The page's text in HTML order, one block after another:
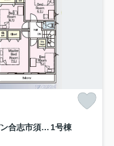
仲介手〇料不要 クレイドルガーデン合志市須屋第19【西合志南小・西合志南中】 1号棟